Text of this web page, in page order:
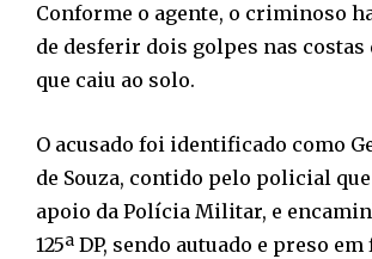
Conforme o agente, o criminoso
de desferir dois golpes nas costas
que caiu ao solo.
O acusado foi identificado como
de Souza, contido pelo policial
apoio da Polícia Militar, e
125ª DP, sendo autuado e preso